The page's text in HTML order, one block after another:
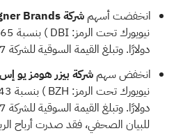
انخفضت أسهم شركة Designer Brands
نيويورك تحت الرمز: DBI
دولارًا. وتبلغ القيمة السوقية للشركة 375.7 مليون دولار.
انخفض سهم شركة بيزر هومز يو
نيويورك تحت الرمز: BZH
للبيان الصحفي، فقد صدرت أرباح